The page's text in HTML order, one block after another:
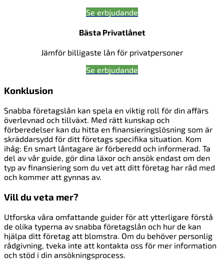
Se erbjudande
Bästa Privatlånet
Jämför billigaste lån för privatpersoner
Se erbjudande
Konklusion
Snabba företagslån kan spela en viktig roll för din affärs
överlevnad och tillväxt. Med rätt kunskap och
förberedelser kan du hitta en finansieringslösning som är
skräddarsydd för ditt företags specifika situation. Kom
ihåg: En smart låntagare är förberedd och informerad. Ta
del av vår guide, gör dina läxor och ansök endast om den
typ av finansiering som du vet att ditt företag har råd med
och kommer att gynnas av.
Vill du veta mer?
Utforska våra omfattande guider för att ytterligare förstå
de olika typerna av snabba företagslån och hur de kan
hjälpa ditt företag att blomstra. Om du behöver personlig
rådgivning, tveka inte att kontakta oss för mer information
och stöd i din ansökningsprocess.